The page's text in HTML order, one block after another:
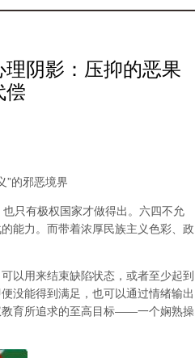
阴影：压抑的恶果
偿
”的邪恶境界
只有极权国家才做得出。六四不允
能力。而带着浓厚民族主义色彩、政
以用来结束缺陷状态，或者至少起到
没能得到满足，也可以通过情绪输出
育所追求的至高目标——一个娴熟操